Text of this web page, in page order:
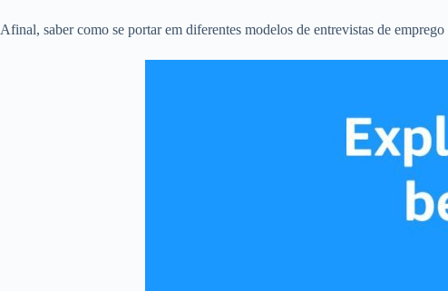
Afinal, saber como se portar em diferentes modelos de entrevistas de